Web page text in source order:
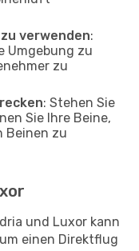
verwenden:
Umgebung zu
zu
: Stehen Sie
Sie Ihre Beine,
Beinen zu
und Luxor kann
einen Direktflug